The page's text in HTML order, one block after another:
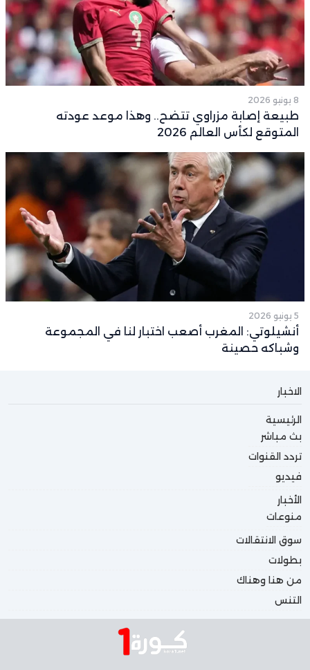
8 يونيو 2026
طبيعة إصابة مزراوي تتضح.. وهذا موعد عودته
المتوقع لكأس العالم 2026
5 يونيو 2026
أنشيلوتي: المغرب أصعب اختبار لنا في المجموعة
وشباكه حصينة
الاخبار
الرئيسية
بث مباشر
تردد القنوات
فيديو
الأخبار
منوعات
سوق الانتقالات
بطولات
من هنا وهناك
التنس